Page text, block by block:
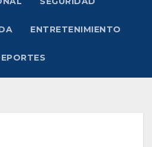
ENTRETENIMIENTO